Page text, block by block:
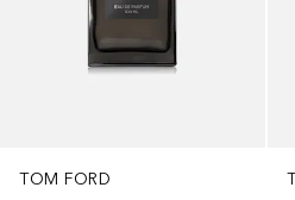
TOM FORD